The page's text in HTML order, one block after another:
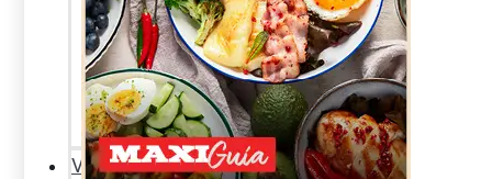
Sexualidad
responsable
En
la
percha
Vida